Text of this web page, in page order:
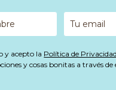
y acepto la Política de Privacidad
y cosas bonitas a través de